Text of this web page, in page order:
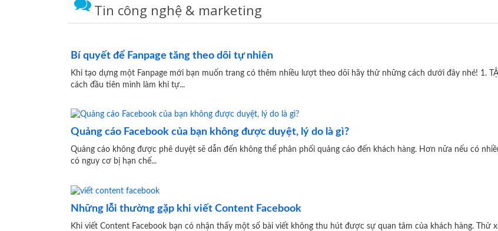
Tin công nghệ & marketing
Bí quyết để Fanpage tăng theo dõi tự nhiên
Khi tạo dựng một Fanpage mới bạn muốn trang có thêm nhiều lượt theo dõi hãy thử những cách dưới đây nhé! 1.
cách đầu tiên mình làm khi tự...
Quảng cáo Facebook của bạn không được duyệt, lý do là gì?
Quảng cáo không được phê duyệt sẽ dẫn đến không thể phân phối quảng cáo đến khách hàng. Hơn nữa nếu có
có nguy cơ bị hạn chế...
Những lỗi thường gặp khi viết Content Facebook
Khi viết Content Facebook bạn có nhận thấy một số bài viết không thu hút được sự quan tâm của khách hàng. Thử